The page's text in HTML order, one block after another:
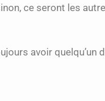
ce seront les
avoir